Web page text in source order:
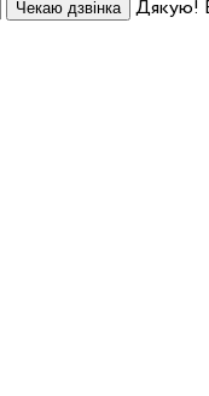
Чекаю дзвінка
Дякую!